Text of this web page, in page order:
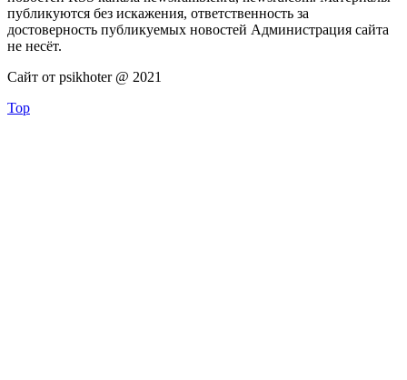
публикуются без искажения, ответственность за
достоверность публикуемых новостей Администрация сайта
не несёт.
Сайт от psikhoter @ 2021
Top